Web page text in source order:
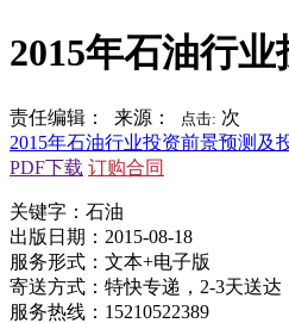
2015年石油行
责任编辑： 来源： 点击: 次
2015年石油行业投资前景预测及
PDF下载 订购合同
关键字：石油
出版日期：2015-08-18
服务形式：文本+电子版
寄送方式：特快专递，2-3天送达
服务热线：15210522389